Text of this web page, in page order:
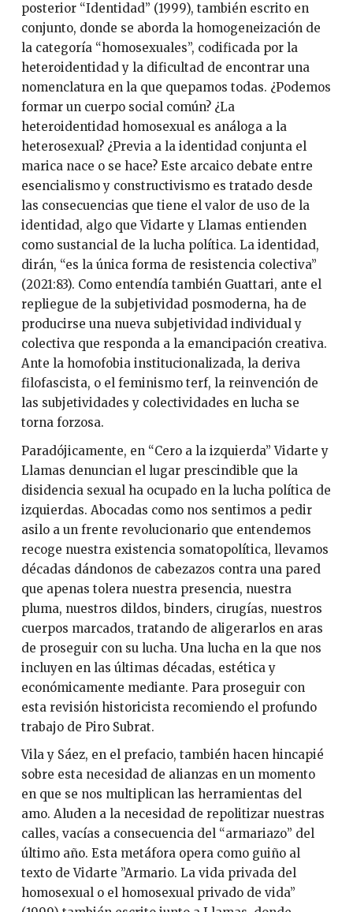
posterior “Identidad” (1999), también escrito en
conjunto, donde se aborda la homogeneización de
la categoría “homosexuales”, codificada por la
heteroidentidad y la dificultad de encontrar una
nomenclatura en la que quepamos todas. ¿Podemos
formar un cuerpo social común? ¿La
heteroidentidad homosexual es análoga a la
heterosexual? ¿Previa a la identidad conjunta el
marica nace o se hace? Este arcaico debate entre
esencialismo y constructivismo es tratado desde
las consecuencias que tiene el valor de uso de la
identidad, algo que Vidarte y Llamas entienden
como sustancial de la lucha política. La identidad,
dirán, “es la única forma de resistencia colectiva”
(2021:83). Como entendía también Guattari, ante el
repliegue de la subjetividad posmoderna, ha de
producirse una nueva subjetividad individual y
colectiva que responda a la emancipación creativa.
Ante la homofobia institucionalizada, la deriva
filofascista, o el feminismo terf, la reinvención de
las subjetividades y colectividades en lucha se
torna forzosa.
Paradójicamente, en “Cero a la izquierda” Vidarte y
Llamas denuncian el lugar prescindible que la
disidencia sexual ha ocupado en la lucha política de
izquierdas. Abocadas como nos sentimos a pedir
asilo a un frente revolucionario que entendemos
recoge nuestra existencia somatopolítica, llevamos
décadas dándonos de cabezazos contra una pared
que apenas tolera nuestra presencia, nuestra
pluma, nuestros dildos, binders, cirugías, nuestros
cuerpos marcados, tratando de aligerarlos en aras
de proseguir con su lucha. Una lucha en la que nos
incluyen en las últimas décadas, estética y
económicamente mediante. Para proseguir con
esta revisión historicista recomiendo el profundo
trabajo de Piro Subrat.
Vila y Sáez, en el prefacio, también hacen hincapié
sobre esta necesidad de alianzas en un momento
en que se nos multiplican las herramientas del
amo. Aluden a la necesidad de repolitizar nuestras
calles, vacías a consecuencia del “armariazo” del
último año. Esta metáfora opera como guiño al
texto de Vidarte ”Armario. La vida privada del
homosexual o el homosexual privado de vida”